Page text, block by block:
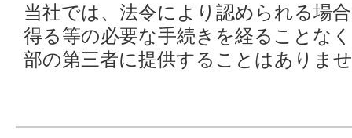
当社では、法令により認められる場
得る等の必要な手続きを経ることな
部の第三者に提供することはありま